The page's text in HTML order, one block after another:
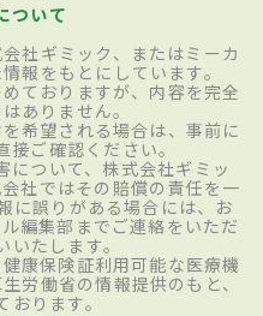
ついて
社ギミック、またはミーカ
報をもとにしています。
ておりますが、内容を完全
ありません。
希望される場合は、事前に
ご確認ください。
について、株式会社ギミッ
社ではその賠償の責任を一
に誤りがある場合には、お
編集部までご連絡をいただ
いたします。
康保険証利用可能な医療機
労働省の情報提供のもと、
ります。